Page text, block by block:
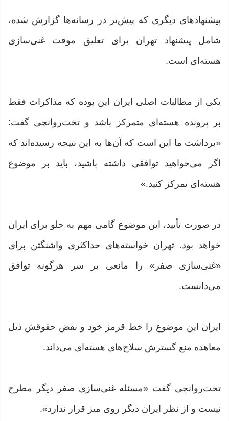
پیشنهادهای دیگری که پیش‌تر در رسانه‌ها گزارش شده،
شامل پیشنهاد تهران برای تعلیق موقت غنی‌سازی
هسته‌ای است.
یکی از مطالبات اصلی ایران این بوده که مذاکرات فقط
بر پرونده هسته‌ای متمرکز باشد و تخت‌روانچی گفت:
«برداشت ما این است که آن‌ها به این نتیجه رسیده‌اند که
اگر می‌خواهید توافقی داشته باشید، باید بر موضوع
هسته‌ای تمرکز کنید.»
در صورت تأیید، این موضوع گامی مهم به جلو برای ایران
خواهد بود. تهران خواسته‌های حداکثری واشنگتن برای
«غنی‌سازی صفر» را مانعی بر سر هرگونه توافق
می‌دانست.
ایران این موضوع را خط قرمز خود و نقض حقوقش ذیل
معاهده منع گسترش سلاح‌های هسته‌ای می‌داند.
تخت‌روانچی گفت «مسئله غنی‌سازی صفر دیگر مطرح
نیست و از نظر ایران دیگر روی میز قرار ندارد».